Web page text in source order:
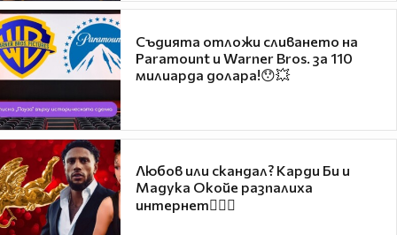
Съдията отложи сливането на
Paramount и Warner Bros. за 110
милиарда долара!😯💥
Любов или скандал? Карди Би и
Мадука Окойе разпалиха
интернет❤️‍🔥🔥